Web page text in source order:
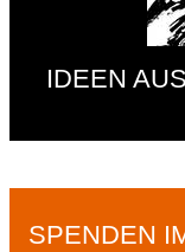
IDEEN
SPENDEN